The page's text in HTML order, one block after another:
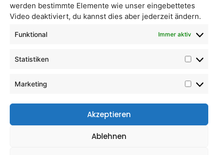
werden bestimmte Elemente wie unser eingebettetes
Video deaktiviert, du kannst dies aber jederzeit ändern.
Funktional Immer aktiv
Statistiken
Marketing
Akzeptieren
Ablehnen
Äpfel Ilzer Rose
Isabella Trauben
unbehandelt